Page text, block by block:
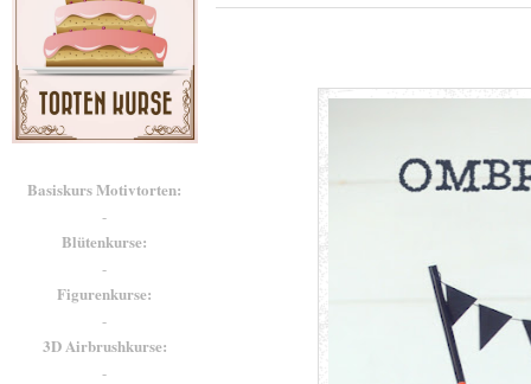
Basiskurs Motivtorten:
-
Blütenkurse:
-
Figurenkurse:
-
3D Airbrushkurse:
-